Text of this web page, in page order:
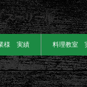
スーリール」
様 実績 料理教室